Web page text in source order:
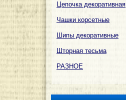
Цепочка декоративная
Чашки корсетные
Шипы декоративные
Шторная тесьма
РАЗНОЕ